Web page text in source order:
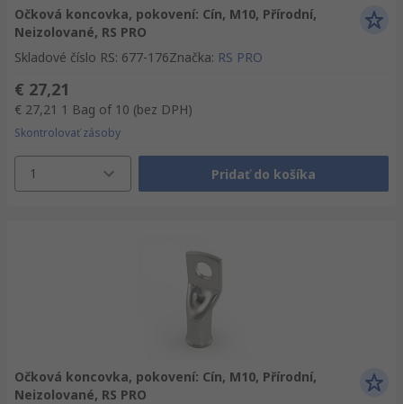
Očková koncovka, pokovení: Cín, M10, Přírodní,
Neizolované, RS PRO
Skladové číslo RS: 677-176Značka: RS PRO
€ 27,21
€ 27,21 1 Bag of 10 (bez DPH)
Skontrolovať zásoby
1 Pridať do košíka
Očková koncovka, pokovení: Cín, M10, Přírodní,
Neizolované, RS PRO